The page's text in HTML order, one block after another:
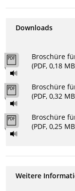
Downloads
Broschüre
(PDF, 0,18
Broschüre
(PDF, 0,32
Broschüre
(PDF, 0,25
Weitere